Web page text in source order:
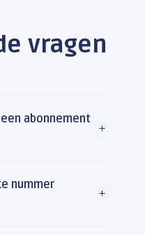
vragen
abonnement
nummer